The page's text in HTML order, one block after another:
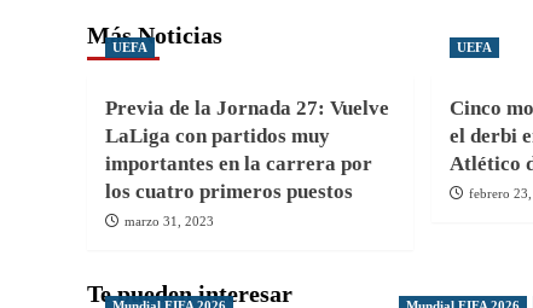
Más Noticias
UEFA
Previa de la Jornada 27: Vuelve
LaLiga con partidos muy
importantes en la carrera por
los cuatro primeros puestos
marzo 31, 2023
UEFA
Cinco
el derbi
Atlético
febrero
Te pueden interesar